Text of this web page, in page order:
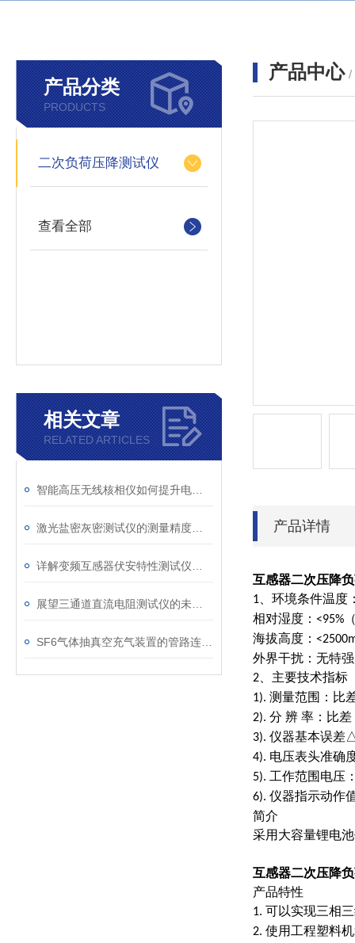
产品分类
PRODUCTS
二次负荷压降测试仪
查看全部
相关文章
RELATED ARTICLES
产品中心 /
产品详情
互感器二次压降
1 、环境条件温度
相对湿度： <95%
海拔高度：
外界干扰：无特
2 、主要技术指标
1). 测量范围：比
2). 分 辨 率：比差
3). 仪器基本误差
4). 电压表头准确
5). 工作范围电压
6). 仪器指示动作
简介
采用大容量锂电
互感器二次压降
产品特性
1. 可以实现三相
2. 使用工程塑料